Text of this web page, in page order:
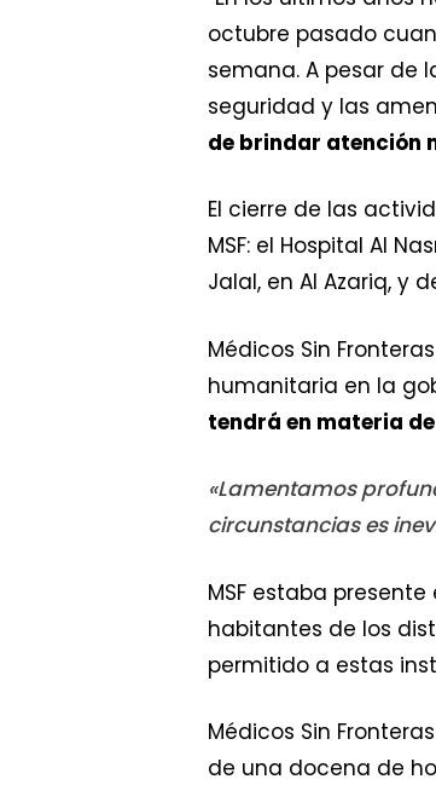
octubre pasado
semana. A pesar de
seguridad y las
de brindar atención
El cierre de las
MSF: el Hospital Al
Jalal, en Al Azariq, y
Médicos Sin
humanitaria en la
tendrá en materia
«Lamentamos
circunstancias es
MSF estaba
habitantes de los
permitido a estas
Médicos Sin
de una docena de